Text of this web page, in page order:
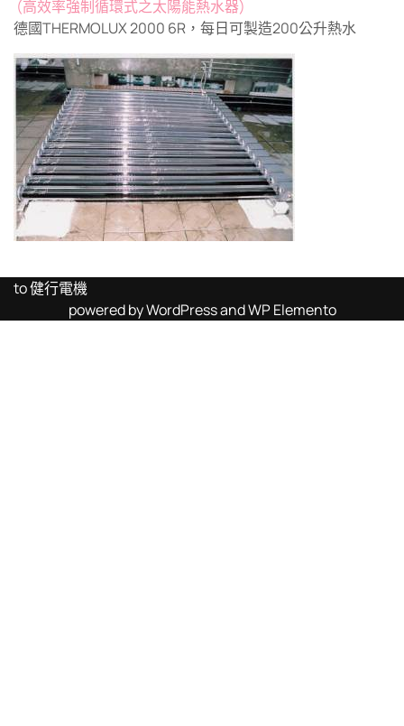
(高效率強制循環式之太陽能熱水器)
德國THERMOLUX 2000 6R，每日可製造200公升熱水
to 健行電機
powered by WordPress and WP Elemento